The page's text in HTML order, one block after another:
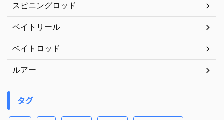
スピニングロッド
ベイトリール
ベイトロッド
ルアー
タグ